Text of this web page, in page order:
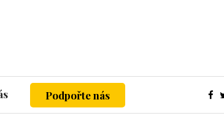
Podpořte nás